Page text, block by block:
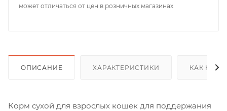
может отличаться от цен в розничных магазинах
ОПИСАНИЕ ХАРАКТЕРИСТИКИ КАК
Корм сухой для взрослых кошек для поддержания